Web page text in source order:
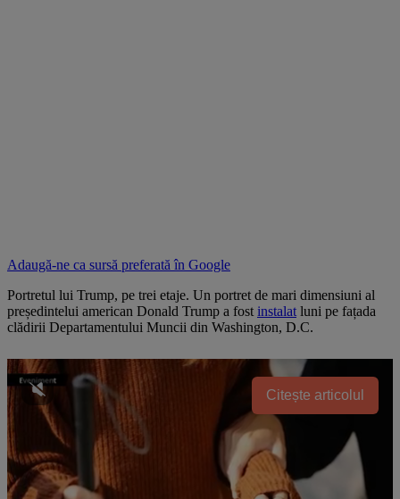
Adaugă-ne ca sursă preferată în Google
Portretul lui Trump, pe trei etaje. Un portret de mari dimensiuni al
președintelui american Donald Trump a fost instalat luni pe fațada
clădirii Departamentului Muncii din Washington, D.C.
Citește articolul